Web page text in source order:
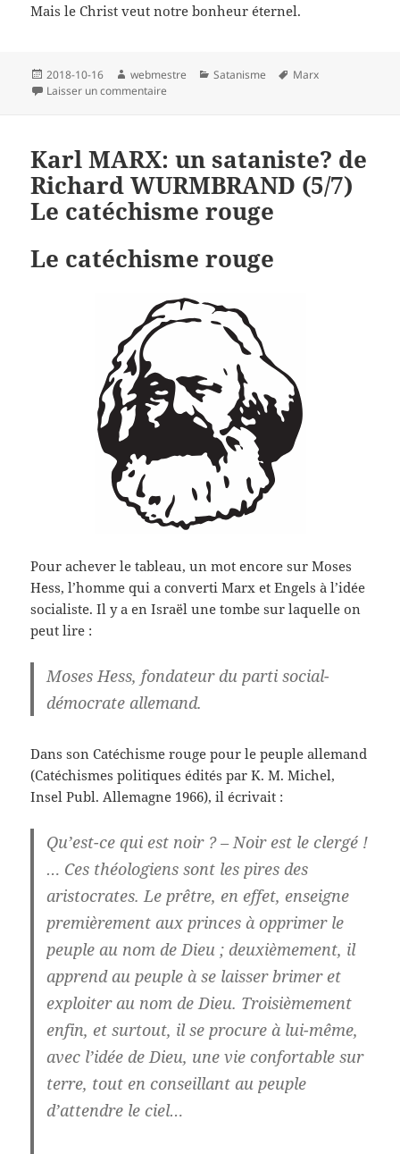
Mais le Christ veut notre bonheur éternel.
Publié
le
2018-10-16 Auteur
webmestre Catégories
Satanisme
Mots-
Marx
Laisser un commentaire
Karl MARX: un sataniste? de
Richard WURMBRAND (5/7)
Le catéchisme rouge
Le catéchisme rouge
Pour achever le tableau, un mot encore sur Moses
Hess, l’homme qui a converti Marx et Engels à l’idée
socialiste. Il y a en Israël une tombe sur laquelle on
peut lire :
Moses Hess, fondateur du parti social-
démocrate allemand.
Dans son Catéchisme rouge pour le peuple allemand
(Catéchismes politiques édités par K. M. Michel,
Insel Publ. Allemagne 1966), il écrivait :
Qu’est-ce qui est noir ? – Noir est le clergé !
… Ces théologiens sont les pires des
aristocrates. Le prêtre, en effet, enseigne
premièrement aux princes à opprimer le
peuple au nom de Dieu ; deuxièmement, il
apprend au peuple à se laisser brimer et
exploiter au nom de Dieu. Troisièmement
enfin, et surtout, il se procure à lui-même,
avec l’idée de Dieu, une vie confortable sur
terre, tout en conseillant au peuple
d’attendre le ciel…